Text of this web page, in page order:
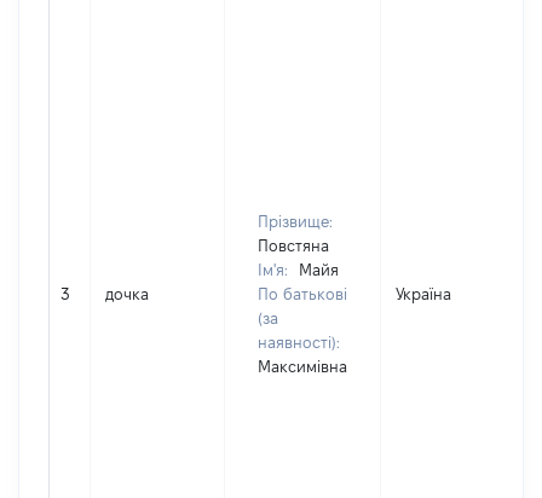
3 дочка
Прізвище:
Повстяна
Ім'я:
Майя
По батькові
(за
наявності):
Максимівна
Україна